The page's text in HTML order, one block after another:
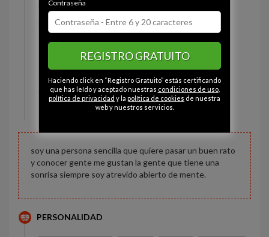
Estado civil:
Fumador/a: Sí
Castaño
Constitución: Delgado
Altura: 173 cm
soy una persona sencilla que quiere pasar un buen rato
y conocer gente me gustan la gente que tiene una
sonrisa siempre soy atrevido abierto de mente.
PERSONALIDAD
Contraseña
REGISTRO GRATUITO
Haciendo click en “Registro Gratuito” estás certificando
que has leído y aceptado nuestras condiciones de uso,
política de privacidad y la política de cookies de nuestra
web y nuestros servicios.